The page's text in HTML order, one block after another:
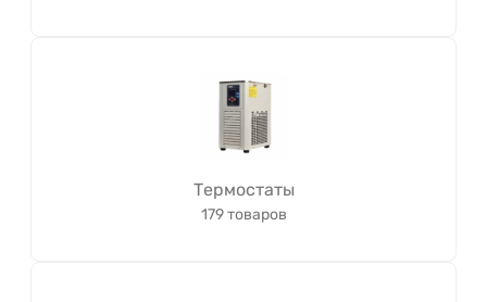
Термостаты
179 товаров